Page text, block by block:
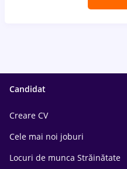
Candidat
Creare CV
Cele mai noi joburi
Locuri de munca Străinătate